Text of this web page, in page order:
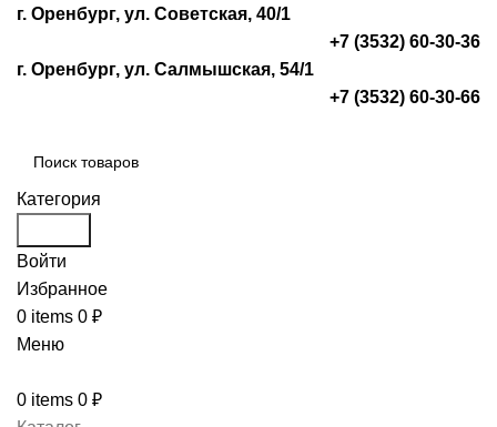
г. Оренбург, ул. Советская, 40/1
+7 (3532) 60-30-36
г. Оренбург, ул. Салмышская, 54/1
+7 (3532) 60-30-66
Категория
Войти
Избранное
0 items 0 ₽
Меню
0 items 0 ₽